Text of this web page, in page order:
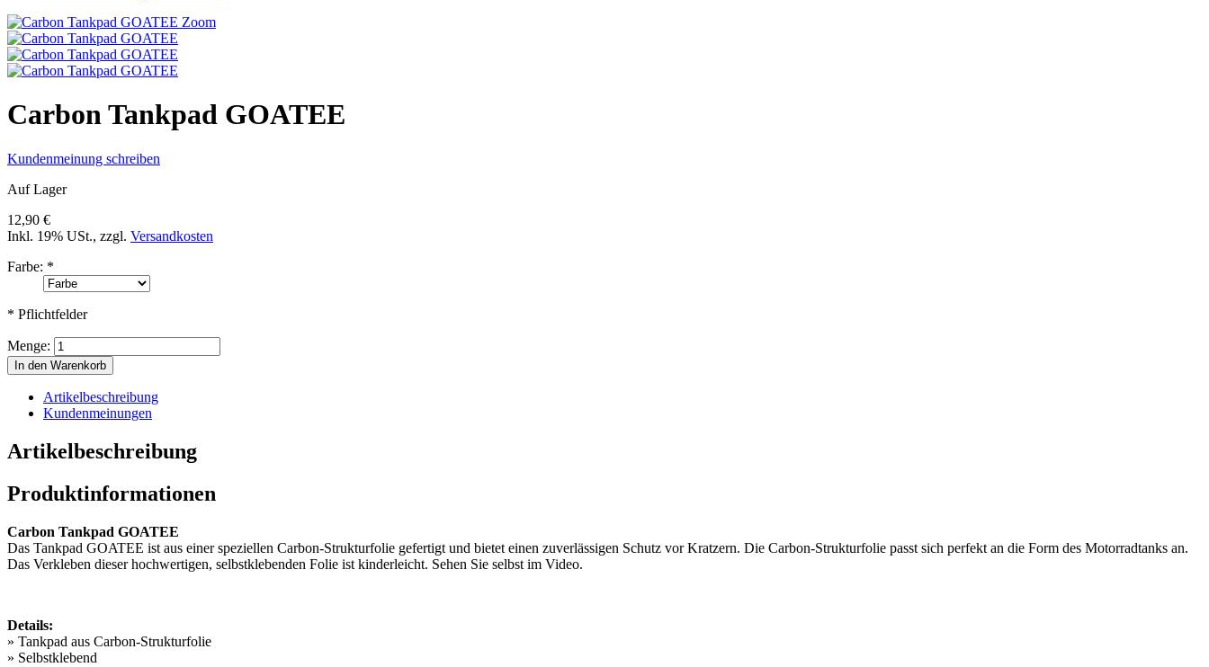
Zoom
Carbon Tankpad GOATEE
Kundenmeinung schreiben
Auf Lager
12,90 €
Inkl. 19% USt., zzgl. Versandkosten
Farbe: *
* Pflichtfelder
Menge:
In den Warenkorb
Artikelbeschreibung
Kundenmeinungen
Artikelbeschreibung
Produktinformationen
Carbon Tankpad GOATEE
Das Tankpad GOATEE ist aus einer speziellen Carbon-Strukturfolie gefertigt und bietet einen zuverlässigen Schutz vor Kratzern. Die Carbon-Strukturfolie passt sich perfekt an die Form des Motorradtanks an.
Das Verkleben dieser hochwertigen, selbstklebenden Folie ist kinderleicht. Sehen Sie selbst im Video.
Details:
» Tankpad aus Carbon-Strukturfolie
» Selbstklebend